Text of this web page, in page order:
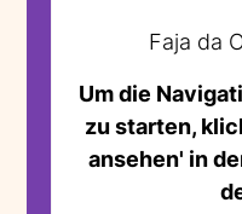
Faja da
Um die
zu starten,
ansehen' in